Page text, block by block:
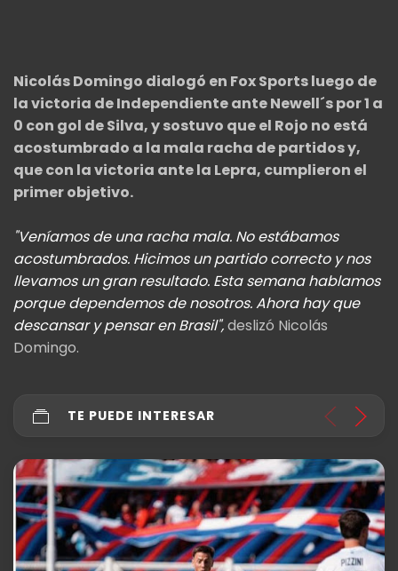
Nicolás Domingo dialogó en Fox Sports luego de
la victoria de Independiente ante Newell´s por 1 a
0 con gol de Silva, y sostuvo que el Rojo no está
acostumbrado a la mala racha de partidos y,
que con la victoria ante la Lepra, cumplieron el
primer objetivo.
"Veníamos de una racha mala. No estábamos
acostumbrados. Hicimos un partido correcto y nos
llevamos un gran resultado. Esta semana hablamos
porque dependemos de nosotros. Ahora hay que
descansar y pensar en Brasil",deslizó Nicolás
Domingo.
TE PUEDE INTERESAR